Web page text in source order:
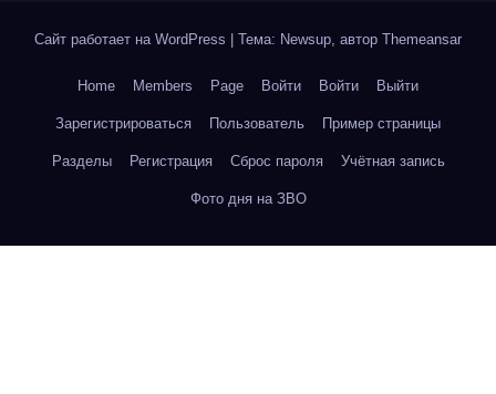
Сайт работает на WordPress | Тема: Newsup, автор Themeansar
Home Members Page Войти Войти Выйти
Зарегистрироваться Пользователь Пример страницы
Разделы Регистрация Сброс пароля Учётная запись
Фото дня на ЗВО